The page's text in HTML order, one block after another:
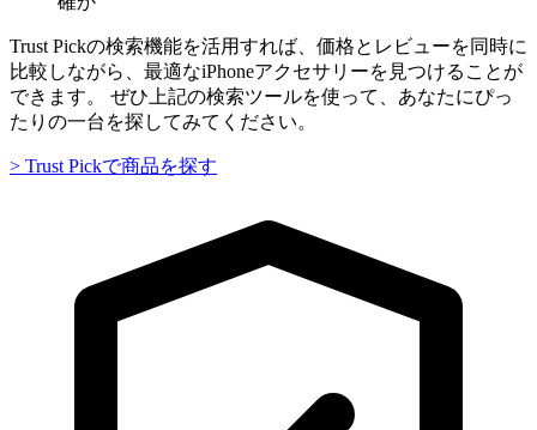
Trust Pickの検索機能を活用すれば、価格とレビューを同時に
比較しながら、最適なiPhoneアクセサリーを見つけることが
できます。 ぜひ上記の検索ツールを使って、あなたにぴっ
たりの一台を探してみてください。
> Trust Pickで商品を探す